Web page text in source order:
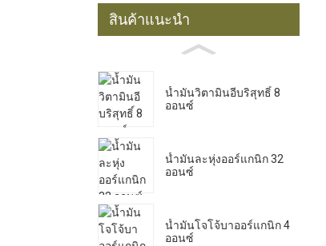
สินค้าแนะนำ
น้ำมันวิตามินอีบริสุทธิ์ 8
ออนซ์
น้ำมันละหุ่งออร์แกนิก 32
ออนซ์
น้ำมันโจโจ้บาออร์แกนิก 4
ออนซ์